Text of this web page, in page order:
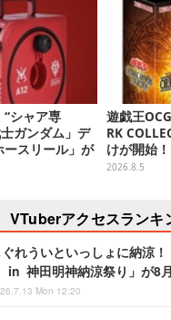
“シャア専
ガンダム」デ
スリール」が
在感を放つ赤
遊戯王
RK
けが開始
いスペシャ
2026.8.5
VTuberアクセスランキ
ぐれういといっしょに納涼
in 神田明神納涼祭り」が8
Mon 12:20